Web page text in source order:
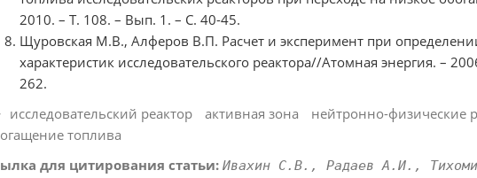
2010. – Т. 108. – Вып. 1. – С. 40-45.
Щуровская М.В., Алферов В.П. Расчет и эксперимент при
характеристик исследовательского реактора//Атомная энергия. –
262.
исследовательский реактор
активная зона
нейтронно-физические
топлива
для цитирования статьи: Ивахин С.В., Радаев А.И.,